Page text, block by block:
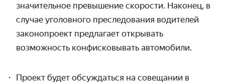
значительное превышение скорости. Наконец, в
случае уголовного преследования водителей
законопроект предлагает открывать
возможность конфисковывать автомобили.
Проект будет обсуждаться на совещании в